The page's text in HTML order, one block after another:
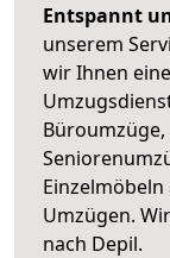
Entspannt
unserem
wir Ihnen
Umzügen.
nach Depil.